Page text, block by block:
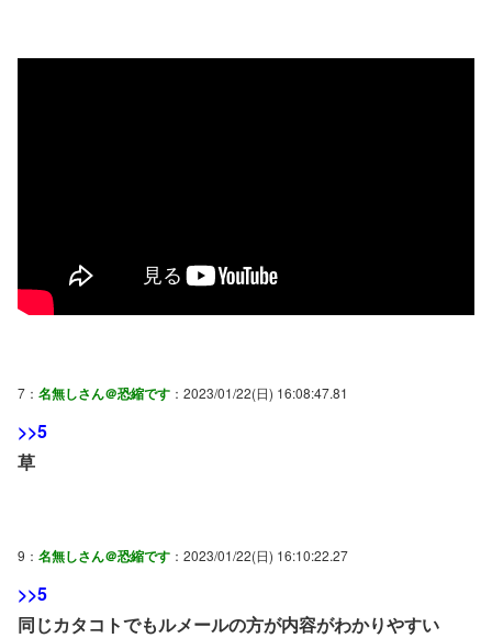
7： 名無しさん＠恐縮です ：2023/01/22(日) 16:08:47.81
>>5
草
9： 名無しさん＠恐縮です ：2023/01/22(日) 16:10:22.27
>>5
同じカタコトでもルメールの方が内容がわかりやすい